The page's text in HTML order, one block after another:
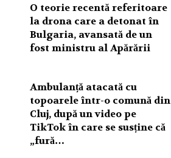
O teorie recentă referitoare
la drona care a detonat în
Bulgaria, avansată de un
fost ministru al Apărării
Ambulanță atacată cu
topoarele într-o comună din
Cluj, după un video pe
TikTok în care se susține că
„fură…